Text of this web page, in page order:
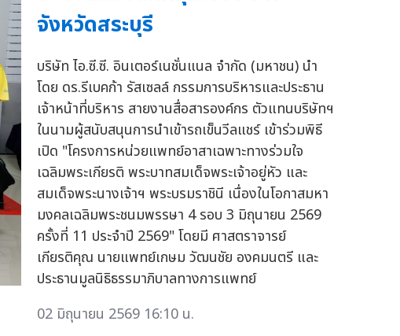
จังหวัดสระบุรี
บริษัท ไอ.ซี.ซี. อินเตอร์เนชั่นแนล จำกัด (มหาชน) นำ
โดย ดร.รีเบคก้า รัสเซลล์ กรรมการบริหารและประธาน
เจ้าหน้าที่บริหาร สายงานสื่อสารองค์กร ตัวแทนบริษัทฯ
ในนามผู้สนับสนุนการนำเข้ารถเข็นวีลแชร์ เข้าร่วมพิธี
เปิด "โครงการหน่วยแพทย์อาสาเฉพาะทางร่วมใจ
เฉลิมพระเกียรติ พระบาทสมเด็จพระเจ้าอยู่หัว และ
สมเด็จพระนางเจ้าฯ พระบรมราชินี เนื่องในโอกาสมหา
มงคลเฉลิมพระชนมพรรษา 4 รอบ 3 มิถุนายน 2569
ครั้งที่ 11 ประจำปี 2569" โดยมี ศาสตราจารย์
เกียรติคุณ นายแพทย์เกษม วัฒนชัย องคมนตรี และ
ประธานมูลนิธิธรรมาภิบาลทางการแพทย์
02 มิถุนายน 2569 16:10 น.